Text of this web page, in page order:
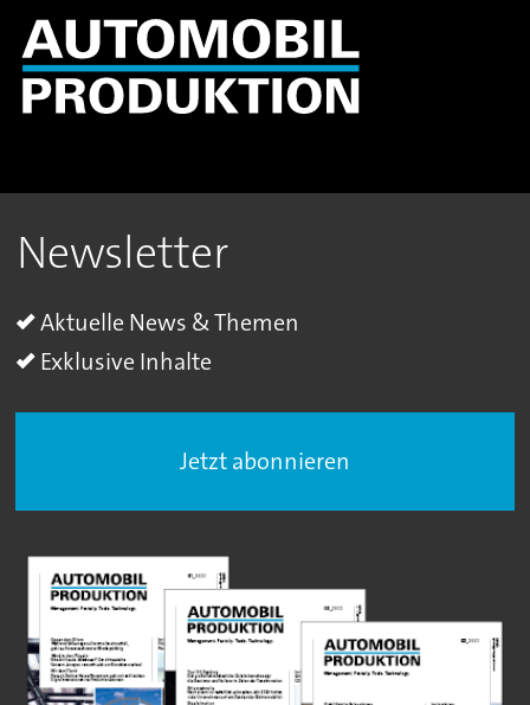
Newsletter
Aktuelle News & Themen
Exklusive Inhalte
Jetzt abonnieren